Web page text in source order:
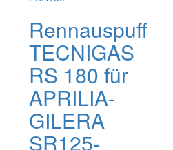
Rennauspuff
TECNIGAS
RS 180 für
APRILIA-
GILERA
SR125-